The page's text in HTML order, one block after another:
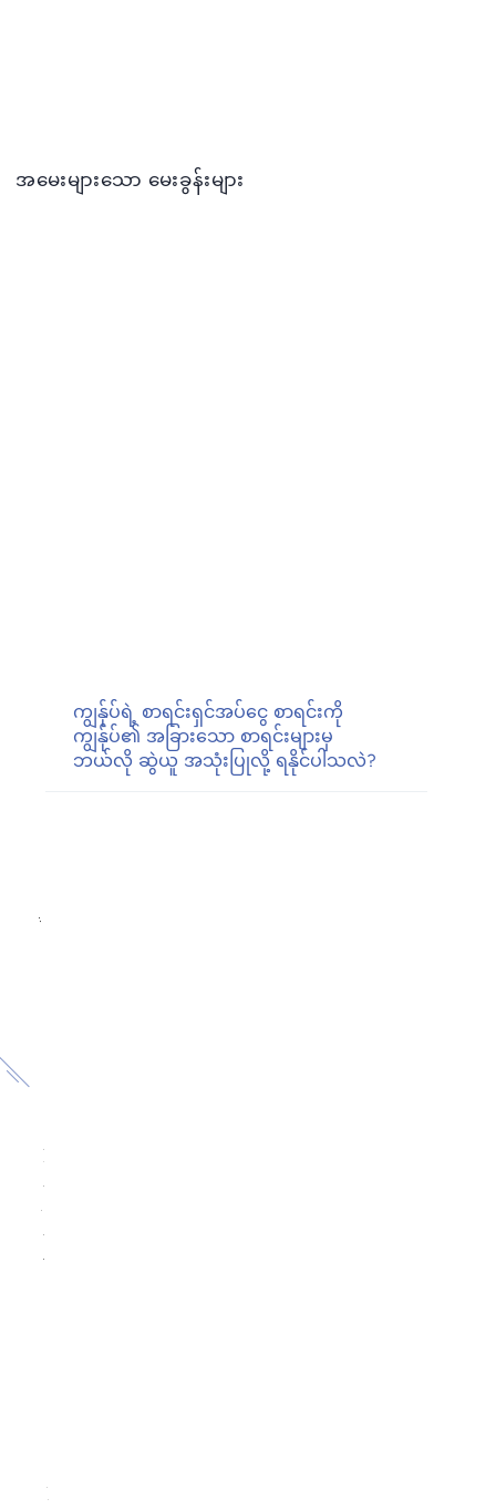
အမေးများသော မေးခွန်းများ
ကျွန်ုပ်ရဲ့ စာရင်းရှင်အပ်ငွေ စာရင်းကို
ကျွန်ုပ်၏ အခြားသော စာရင်းများမှ
ဘယ်လို ဆွဲယူ အသုံးပြုလို့ ရနိုင်ပါသလဲ?